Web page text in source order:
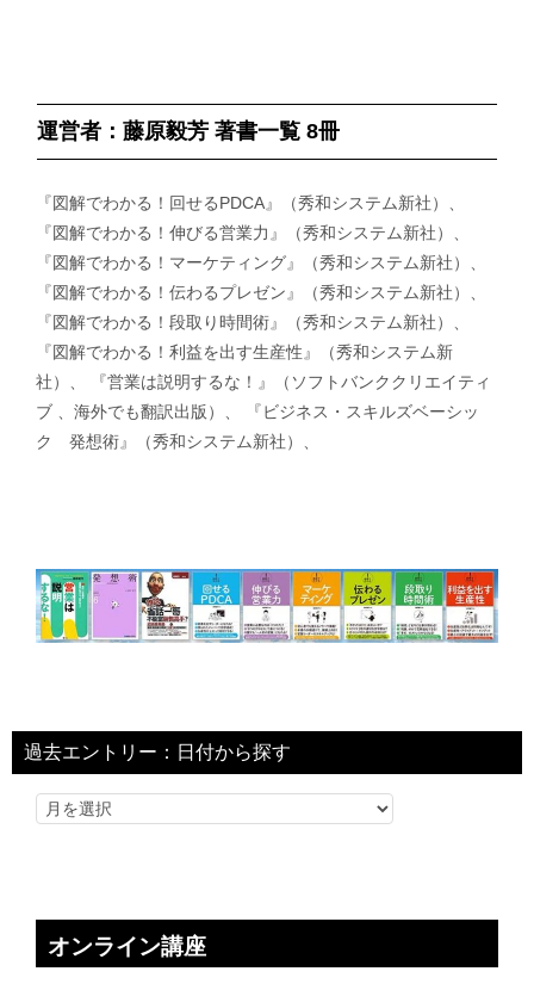
運営者：藤原毅芳 著書一覧 8冊
『図解でわかる！回せるPDCA』（秀和システム新社）、
『図解でわかる！伸びる営業力』（秀和システム新社）、
『図解でわかる！マーケティング』（秀和システム新社）、
『図解でわかる！伝わるプレゼン』（秀和システム新社）、
『図解でわかる！段取り時間術』（秀和システム新社）、
『図解でわかる！利益を出す生産性』（秀和システム新
社）、 『営業は説明するな！』（ソフトバンククリエイティ
ブ 、海外でも翻訳出版）、 『ビジネス・スキルズベーシッ
ク 発想術』（秀和システム新社）、
過去エントリー：日付から探す
オンライン講座